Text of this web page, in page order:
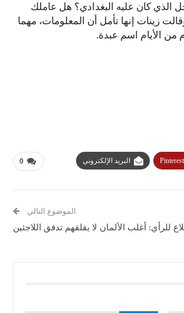
كان عليه البغدادي؟ هل عاملك
زينات إنها تأمل أن المعلومات، مهما
الأيام اسم عبدة.
0 Pinterest البريد الإلكتروني
الموضوع التالي
للرأي: أغلب الألمان لا يقلقهم تدفق اللاجئين